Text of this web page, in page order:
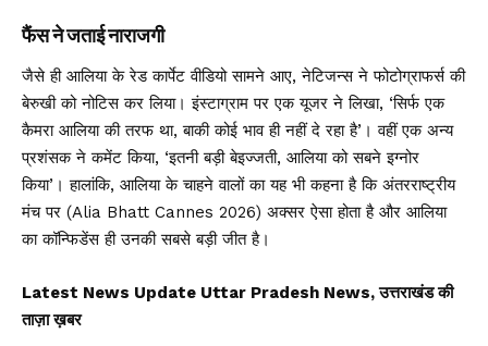
फैंस ने जताई नाराजगी
जैसे ही आलिया के रेड कार्पेट वीडियो सामने आए, नेटिजन्स ने फोटोग्राफर्स की
बेरुखी को नोटिस कर लिया। इंस्टाग्राम पर एक यूजर ने लिखा, ‘सिर्फ एक
कैमरा आलिया की तरफ था, बाकी कोई भाव ही नहीं दे रहा है’। वहीं एक अन्य
प्रशंसक ने कमेंट किया, ‘इतनी बड़ी बेइज्जती, आलिया को सबने इग्नोर
किया’। हालांकि, आलिया के चाहने वालों का यह भी कहना है कि अंतरराष्ट्रीय
मंच पर (Alia Bhatt Cannes 2026) अक्सर ऐसा होता है और आलिया
का कॉन्फिडेंस ही उनकी सबसे बड़ी जीत है।
Latest News Update Uttar Pradesh News, उत्तराखंड की
ताज़ा ख़बर